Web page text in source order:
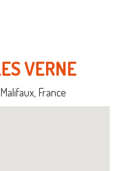
VERNE
France